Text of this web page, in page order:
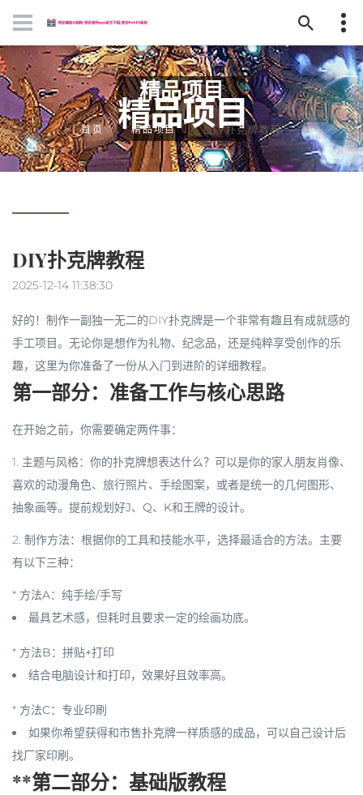
精品项目
首页 精品项目 DIY扑克牌教程
DIY扑克牌教程
2025-12-14 11:38:30
好的！制作一副独一无二的DIY扑克牌是一个非常有趣且有成就感的
手工项目。无论你是想作为礼物、纪念品，还是纯粹享受创作的乐
趣，这里为你准备了一份从入门到进阶的详细教程。
第一部分：准备工作与核心思路
在开始之前，你需要确定两件事：
1. 主题与风格：你的扑克牌想表达什么？可以是你的家人朋友肖像、
喜欢的动漫角色、旅行照片、手绘图案，或者是统一的几何图形、
抽象画等。 提前规划好J、Q、K和王牌的设计。
2. 制作方法：根据你的工具和技能水平，选择最适合的方法。主要
有以下三种：
* 方法A：纯手绘/手写
最具艺术感，但耗时且要求一定的绘画功底。
* 方法B：拼贴+打印
结合电脑设计和打印，效果好且效率高。
* 方法C：专业印刷
如果你希望获得和市售扑克牌一样质感的成品，可以自己设计后
找厂家印刷。
**第二部分：基础版教程